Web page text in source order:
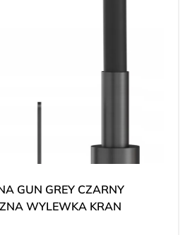
GUN GREY CZARNY
WYLEWKA KRAN